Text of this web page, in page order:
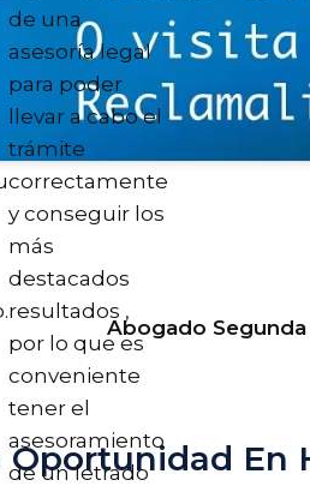
de una
asesoría legal
para poder
llevar a cabo el
trámite
correctamente
y conseguir los
más
destacados
resultados ,
por lo que es
conveniente
tener el
asesoramiento
de un letrado
Abogado
En